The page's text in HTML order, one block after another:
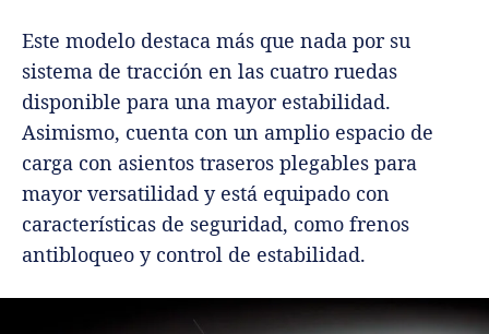
Este modelo destaca más que nada por su
sistema de tracción en las cuatro ruedas
disponible para una mayor estabilidad.
Asimismo, cuenta con un amplio espacio de
carga con asientos traseros plegables para
mayor versatilidad y está equipado con
características de seguridad, como frenos
antibloqueo y control de estabilidad.